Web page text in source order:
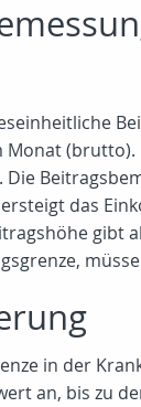
Monat
Die
das
gibt
in der
an, bis zu